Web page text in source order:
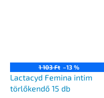
1 103 Ft –13 %
Lactacyd Femina intim
törlőkendő 15 db